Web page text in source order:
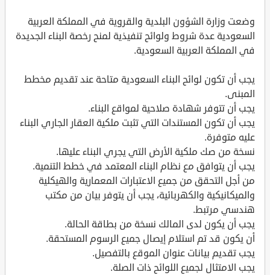
وضعت وزارة الشؤون البلدية والقروية في المملكة العربية
السعودية عدة شروط ولوائح تنفيذية لمنح رخصة البناء الجديدة
في المملكة العربية السعودية.
يجب أن تكون لوائح البناء السعودية متاحة عند تقديم مخطط
المبنى.
يجب أن تتوفر شهادة صلاحية لمواقع البناء.
يجب أن تكون المستندات التي تثبت ملكية العقار الجاري البناء
عليه متوفرة.
نسخة من صك ملكية الأرض التي يجري البناء عليها.
يجب أن يتوافق مع نظام البناء المعتمد في خطط التنمية.
من أجل التحقق من جميع الاعتبارات المعمارية والهيكلية
والميكانيكية والكهربائية، يجب أن يتوفر بيان من مكتب
هندسي مرتبط.
يجب أن يكون لدى المالك نسخة من بطاقة الحالة.
أن يكون قد تم استلام إيصال جميع الرسوم المستحقة.
يجب تقديم بيانات عنوان الموقع بالتفصيل.
يجب الامتثال لجميع اللوائح ذات الصلة.